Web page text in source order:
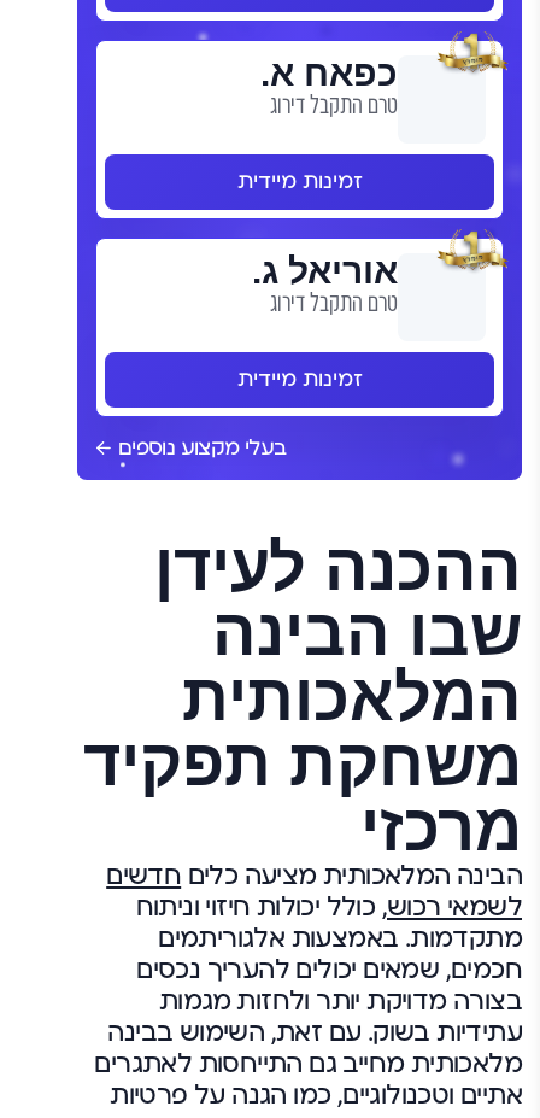
כפאח א.
טרם התקבל דירוג
זמינות מיידית
אוריאל ג.
טרם התקבל דירוג
זמינות מיידית
בעלי מקצוע נוספים
ההכנה לעידן
שבו הבינה
המלאכותית
משחקת תפקיד
מרכזי
הבינה המלאכותית מציעה כלים חדשים
לשמאי רכוש, כולל יכולות חיזוי וניתוח
מתקדמות. באמצעות אלגוריתמים
חכמים, שמאים יכולים להעריך נכסים
בצורה מדויקת יותר ולחזות מגמות
עתידיות בשוק. עם זאת, השימוש בבינה
מלאכותית מחייב גם התייחסות לאתגרים
אתיים וטכנולוגיים, כמו הגנה על פרטיות